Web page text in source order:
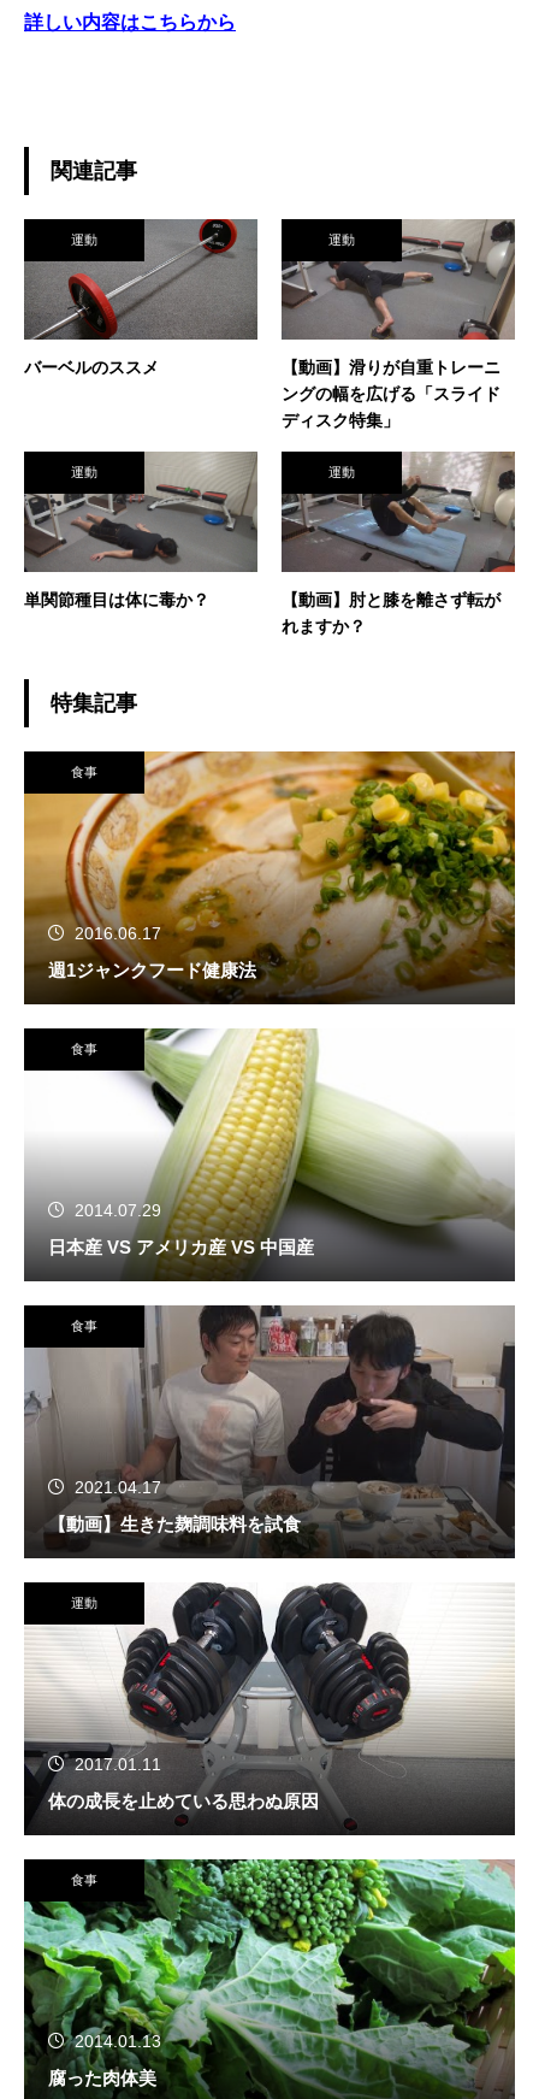
詳しい内容はこちらから
関連記事
運動
バーベルのススメ
運動
【動画】滑りが自重トレーニ
ングの幅を広げる「スライド
ディスク特集」
運動
単関節種目は体に毒か？
運動
【動画】肘と膝を離さず転が
れますか？
特集記事
食事
2016.06.17
週1ジャンクフード健康法
食事
2014.07.29
日本産 VS アメリカ産 VS 中国産
食事
2021.04.17
【動画】生きた麹調味料を試食
運動
2017.01.11
体の成長を止めている思わぬ原因
食事
2014.01.13
腐った肉体美